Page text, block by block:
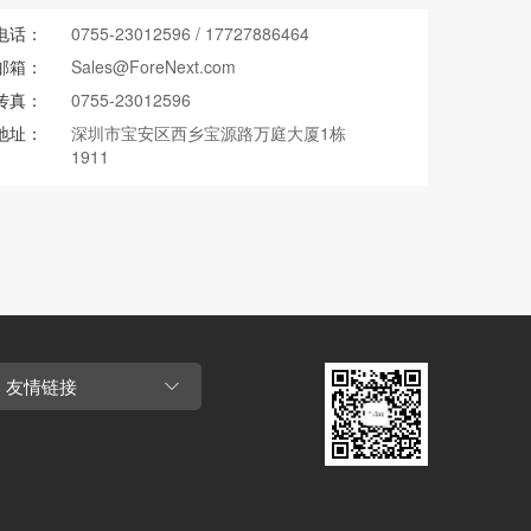
话： 0755-23012596 / 17727886464
箱：
Sales@ForeNext.com
真：
0755-23012596
址：
深圳市宝安区西乡宝源路万庭大厦1栋
1911
友情链接